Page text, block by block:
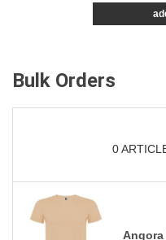
Bulk Orders
0
Angora